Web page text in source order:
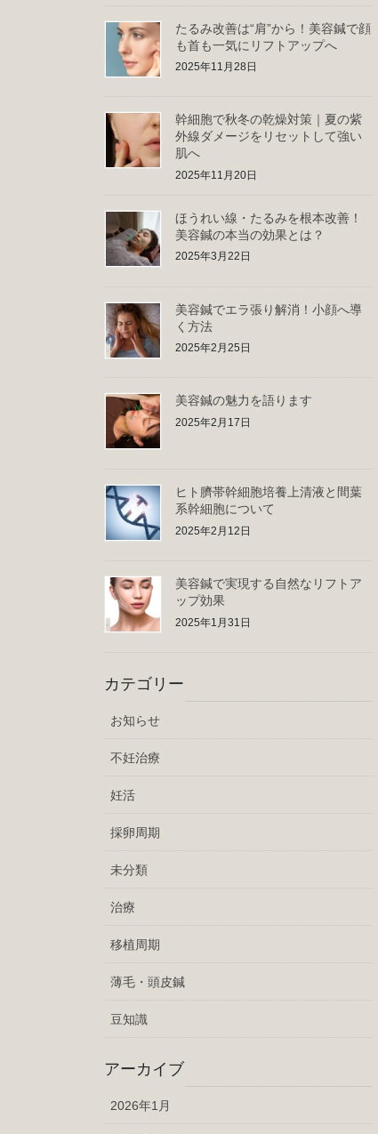
たるみ改善は“肩”から！美容鍼で顔
も首も一気にリフトアップへ
2025年11月28日
幹細胞で秋冬の乾燥対策｜夏の紫
外線ダメージをリセットして強い
肌へ
2025年11月20日
ほうれい線・たるみを根本改善！
美容鍼の本当の効果とは？
2025年3月22日
美容鍼でエラ張り解消！小顔へ導
く方法
2025年2月25日
美容鍼の魅力を語ります
2025年2月17日
ヒト臍帯幹細胞培養上清液と間葉
系幹細胞について
2025年2月12日
美容鍼で実現する自然なリフトア
ップ効果
2025年1月31日
カテゴリー
お知らせ
不妊治療
妊活
採卵周期
未分類
治療
移植周期
薄毛・頭皮鍼
豆知識
アーカイブ
2026年1月